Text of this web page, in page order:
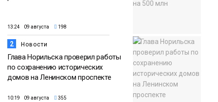
13:24 09 августа 198
2 Новости
Глава Норильска проверил работы
по сохранению исторических
домов на Ленинском проспекте
10:19 09 августа 355